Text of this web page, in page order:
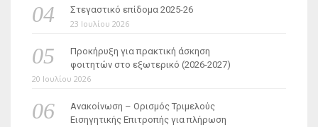
Στεγαστικό επίδομα 2025-26
23 Ιουλίου 2026
Προκήρυξη για πρακτική άσκηση
φοιτητών στο εξωτερικό (2026-2027)
20 Ιουλίου 2026
Ανακοίνωση – Ορισμός Τριμελούς
Εισηγητικής Επιτροπής για πλήρωση